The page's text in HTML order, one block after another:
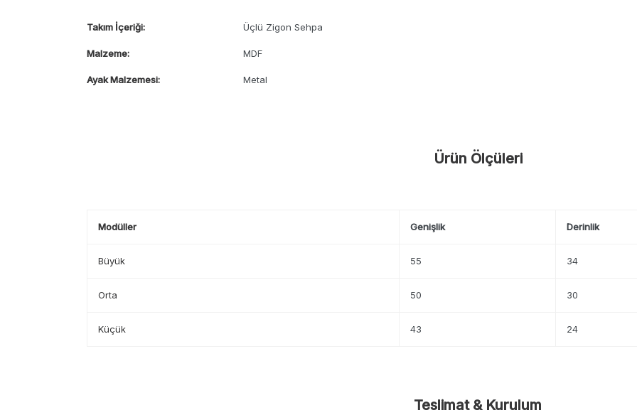
Takım İçeriği: Üçlü Zigon Sehpa
Malzeme: MDF
Ayak Malzemesi: Metal
Ürün Ölçüleri
Modüller Genişlik Derinlik
Büyük 55 34
Orta 50 30
Küçük 43 24
Teslimat & Kurulum